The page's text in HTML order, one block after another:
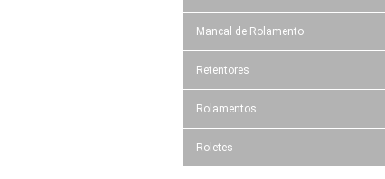
Mancal de Rolamento
Retentores
Rolamentos
Roletes